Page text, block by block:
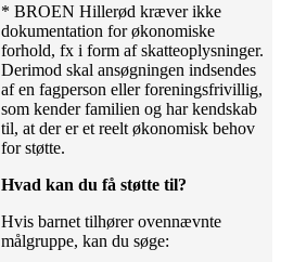
* BROEN Hillerød kræver ikke
dokumentation for økonomiske
forhold, fx i form af skatteoplysninger.
Derimod skal ansøgningen indsendes
af en fagperson eller foreningsfrivillig,
som kender familien og har kendskab
til, at der er et reelt økonomisk behov
for støtte.
Hvad kan du få støtte til?
Hvis barnet tilhører ovennævnte
målgruppe, kan du søge: